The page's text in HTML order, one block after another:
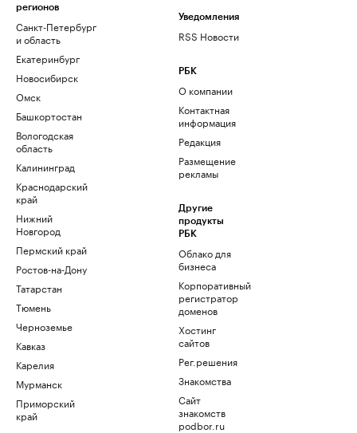
регионов
Санкт-Петербург
и область
Екатеринбург
Новосибирск
Омск
Башкортостан
Вологодская
область
Калининград
Краснодарский
край
Нижний
Новгород
Пермский край
Ростов-на-Дону
Татарстан
Тюмень
Черноземье
Кавказ
Карелия
Мурманск
Приморский
край
Уведомления
RSS Новости
РБК
О компании
Контактная
информация
Редакция
Размещение
рекламы
Другие
продукты
РБК
Облако для
бизнеса
Корпоративный
регистратор
доменов
Хостинг
сайтов
Рег.решения
Знакомства
Сайт
знакомств
podbor.ru